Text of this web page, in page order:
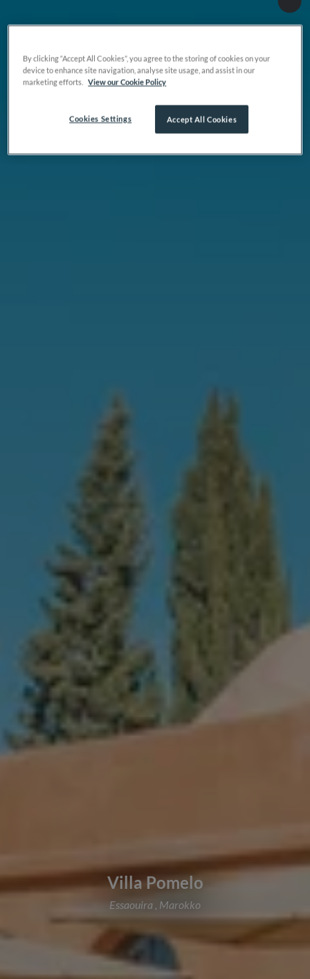
Villa Pomelo
Essaouira , Marokko
By clicking “Accept All Cookies”, you agree to the storing of cookies on your
device to enhance site navigation, analyse site usage, and assist in our
marketing efforts. View our Cookie Policy
Accept All Cookies
Cookies Settings